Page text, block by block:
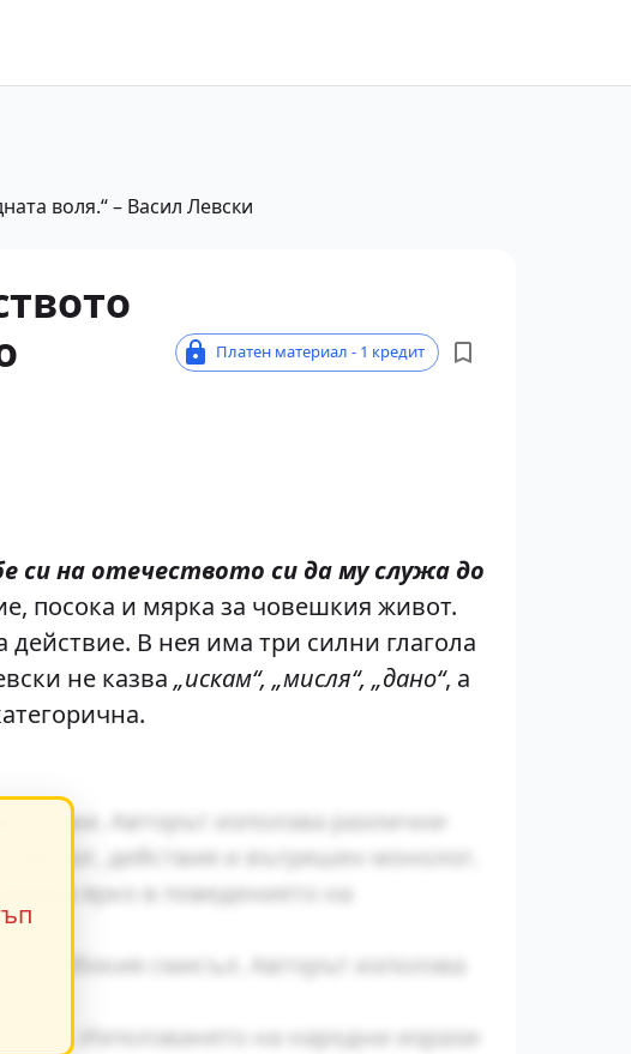
воля.“ – Васил Левски
Платен материал - 1 кредит
си на отечеството си да му служа до
посока и мярка за човешкия живот.
действие. В нея има три силни глагола
не казва „искам“, „мисля“, „дано“, а
Авторът използва различни
диалог, действия и вътрешен монолог.
ярко в поведението на
дълбокия смисъл. Авторът използва
Използването на народни изрази